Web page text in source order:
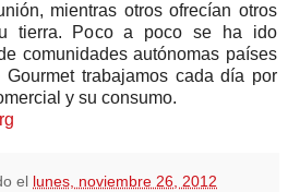
mientras otros ofrecían otros
tierra. Poco a poco se ha ido
comunidades autónomas países
trabajamos cada día por
y su consumo.
el lunes, noviembre 26, 2012